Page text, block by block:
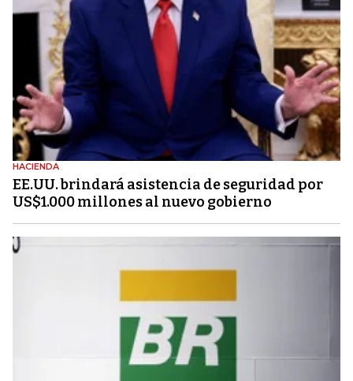
HACIENDA
EE.UU. brindará asistencia de seguridad por
US$1.000 millones al nuevo gobierno